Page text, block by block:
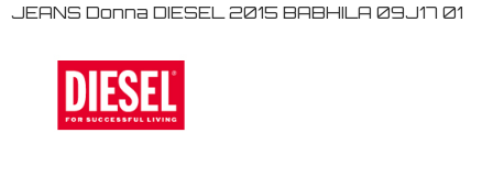
JEANS Donna DIESEL 2015 BABHILA 09J17 01